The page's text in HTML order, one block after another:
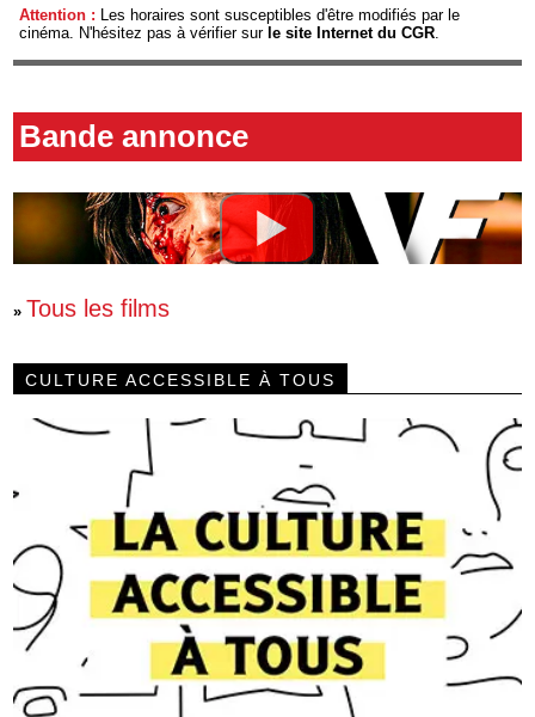
Attention : Les horaires sont susceptibles d'être modifiés par le
cinéma. N'hésitez pas à vérifier surle site Internet du CGR
Bande annonce
» Tous les films
CULTURE ACCESSIBLE À TOUS